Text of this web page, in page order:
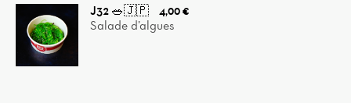
J32 🥗🇯🇵
4,00 €
Salade d’algues